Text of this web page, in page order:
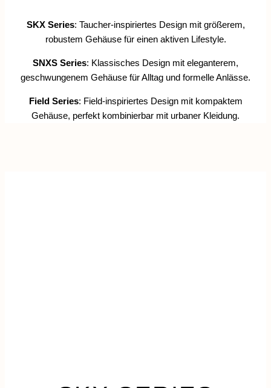
SKX Series: Taucher-inspiriertes Design mit größerem,
robustem Gehäuse für einen aktiven Lifestyle.
SNXS Series: Klassisches Design mit eleganterem,
geschwungenem Gehäuse für Alltag und formelle Anlässe.
Field Series: Field-inspiriertes Design mit kompaktem
Gehäuse, perfekt kombinierbar mit urbaner Kleidung.